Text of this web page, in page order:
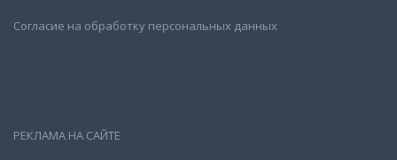
Согласие на обработку персональных данных
РЕКЛАМА НА САЙТЕ